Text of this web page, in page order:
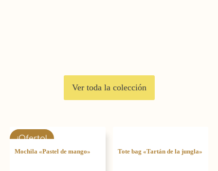
Ver toda la colección
¡Oferta!
Mochila «Pastel de mango»
El
actual
Tote bag «Tartán de la jungla»